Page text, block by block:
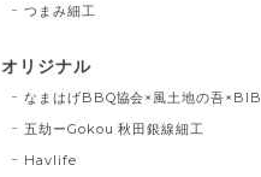
つまみ細工
オリジナル
なまはげBBQ協会×風土地の吾×BIB
五劫ーGokou 秋田銀線細工
Havlife